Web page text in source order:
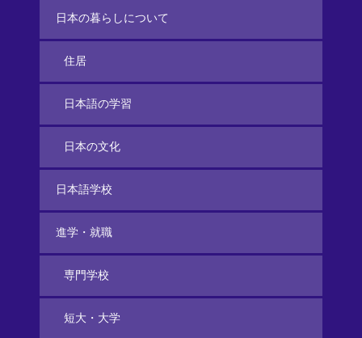
日本の暮らしについて
住居
日本語の学習
日本の文化
日本語学校
進学・就職
専門学校
短大・大学